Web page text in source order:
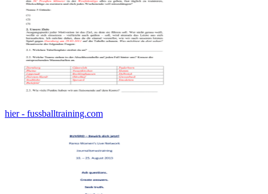
hier - fussballtraining.com